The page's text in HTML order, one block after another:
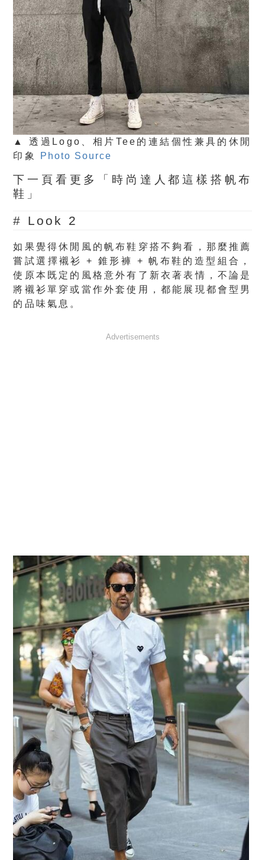
▲ 透過Logo、相片Tee的連結個性兼具的休閒
印象
Photo Source
下一頁看更多「時尚達人都這樣搭帆布
鞋」
# Look 2
如果覺得休閒風的帆布鞋穿搭不夠看，那麼推薦
嘗試選擇襯衫 + 錐形褲 + 帆布鞋的造型組合，
使原本既定的風格意外有了新衣著表情，不論是
將襯衫單穿或當作外套使用，都能展現都會型男
的品味氣息。
Advertisements